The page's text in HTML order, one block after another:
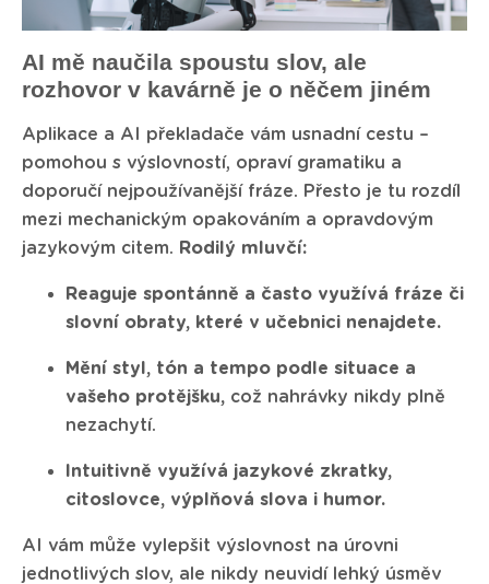
AI mě naučila spoustu slov, ale
rozhovor v kavárně je o něčem jiném
Aplikace a AI překladače vám usnadní cestu –
pomohou s výslovností, opraví gramatiku a
doporučí nejpoužívanější fráze. Přesto je tu rozdíl
mezi mechanickým opakováním a opravdovým
jazykovým citem. Rodilý mluvčí:
Reaguje spontánně a často využívá fráze či
slovní obraty, které v učebnici nenajdete.
Mění styl, tón a tempo podle situace a
vašeho protějšku, což nahrávky nikdy plně
nezachytí.
Intuitivně využívá jazykové zkratky,
citoslovce, výplňová slova i humor.
AI vám může vylepšit výslovnost na úrovni
jednotlivých slov, ale nikdy neuvidí lehký úsměv